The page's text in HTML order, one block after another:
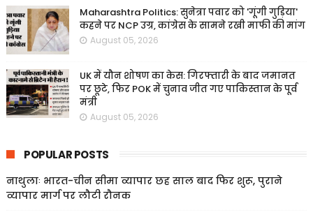
Maharashtra Politics: सुनेत्रा पवार को 'गूंगी गुड़िया'
कहने पर NCP उग्र, कांग्रेस के सामने रखी माफी की मांग
August 05, 2026
UK में यौन शोषण का केस: गिरफ्तारी के बाद जमानत
पर छूटे, फिर POK में चुनाव जीत गए पाकिस्तान के पूर्व
मंत्री
August 05, 2026
POPULAR POSTS
नाथुलाः भारत-चीन सीमा व्यापार छह साल बाद फिर शुरू, पुराने
व्यापार मार्ग पर लौटी रौनक